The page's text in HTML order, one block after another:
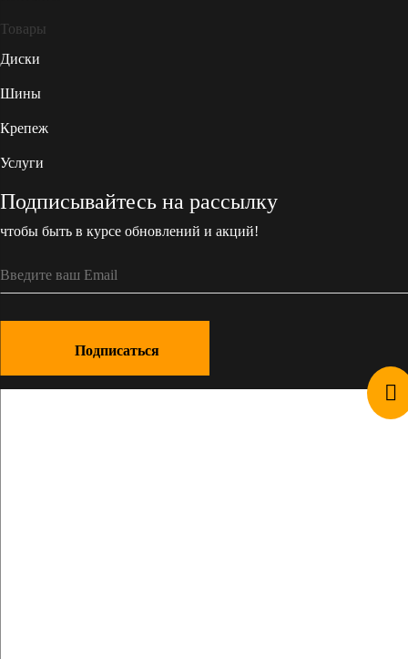
Товары
Диски
Шины
Крепеж
Услуги
Подписывайтесь на рассылку
чтобы быть в курсе обновлений и акций!
Подписаться